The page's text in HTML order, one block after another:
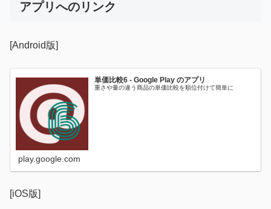
アプリへのリンク
[Android版]
単価比較6 - Google Play のアプリ
重さや量の違う商品の単価比較を順位付けて簡単に
play.google.com
[iOS版]